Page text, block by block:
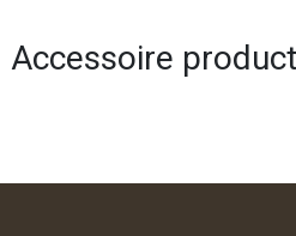
Accessoire